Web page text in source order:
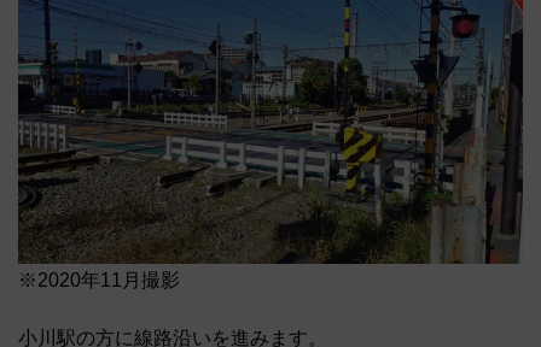
※2020年11月撮影
小川駅の方に線路沿いを進みます。